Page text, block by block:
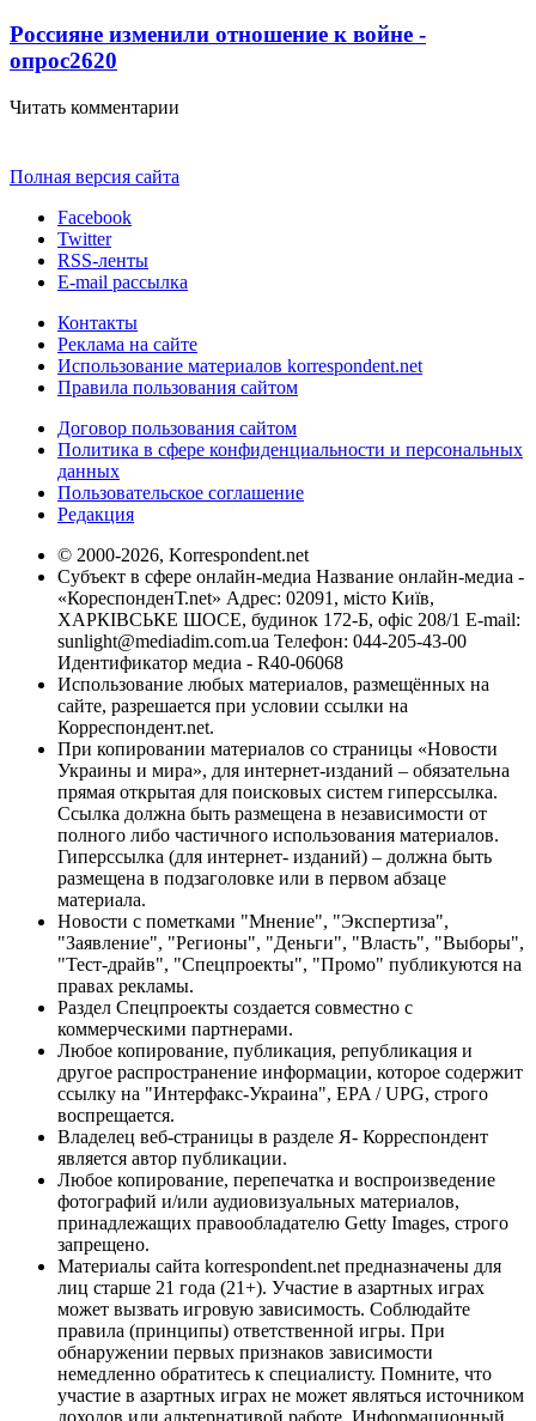
Россияне изменили отношение к войне -
опрос2620
Читать комментарии
Полная версия сайта
Facebook
Twitter
RSS-ленты
E-mail рассылка
Контакты
Реклама на сайте
Использование материалов korrespondent.net
Правила пользования сайтом
Договор пользования сайтом
Политика в сфере конфиденциальности и персональных
данных
Пользовательское соглашение
Редакция
© 2000-2026, Korrespondent.net
Субъект в сфере онлайн-медиа Название онлайн-медиа -
«КореспонденТ.net» Адрес: 02091, місто Київ,
ХАРКІВСЬКЕ ШОСЕ, будинок 172-Б, офіс 208/1 E-mail:
sunlight@mediadim.com.ua Телефон: 044-205-43-00
Идентификатор медиа - R40-06068
Использование любых материалов, размещённых на
сайте, разрешается при условии ссылки на
Корреспондент.net.
При копировании материалов со страницы «Новости
Украины и мира», для интернет-изданий – обязательна
прямая открытая для поисковых систем гиперссылка.
Ссылка должна быть размещена в независимости от
полного либо частичного использования материалов.
Гиперссылка (для интернет- изданий) – должна быть
размещена в подзаголовке или в первом абзаце
материала.
Новости с пометками "Мнение", "Экспертиза",
"Заявление", "Регионы", "Деньги", "Власть", "Выборы",
"Тест-драйв", "Спецпроекты", "Промо" публикуются на
правах рекламы.
Раздел Спецпроекты создается совместно с
коммерческими партнерами.
Любое копирование, публикация, републикация и
другое распространение информации, которое содержит
ссылку на "Интерфакс-Украина", EPA / UPG, строго
воспрещается.
Владелец веб-страницы в разделе Я- Корреспондент
является автор публикации.
Любое копирование, перепечатка и воспроизведение
фотографий и/или аудиовизуальных материалов,
принадлежащих правообладателю Getty Images, строго
запрещено.
Материалы сайта korrespondent.net предназначены для
лиц старше 21 года (21+). Участие в азартных играх
может вызвать игровую зависимость. Соблюдайте
правила (принципы) ответственной игры. При
обнаружении первых признаков зависимости
немедленно обратитесь к специалисту. Помните, что
участие в азартных играх не может являться источником
доходов или альтернативой работе. Информационный